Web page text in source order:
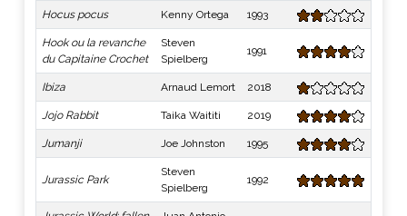
Hocus pocus Kenny Ortega 1993
Hook ou la revanche
du Capitaine Crochet
Steven
Spielberg
1991
Ibiza Arnaud Lemort 2018
Jojo Rabbit Taika Waititi 2019
Jumanji Joe Johnston 1995
Jurassic Park
Steven
Spielberg
1992